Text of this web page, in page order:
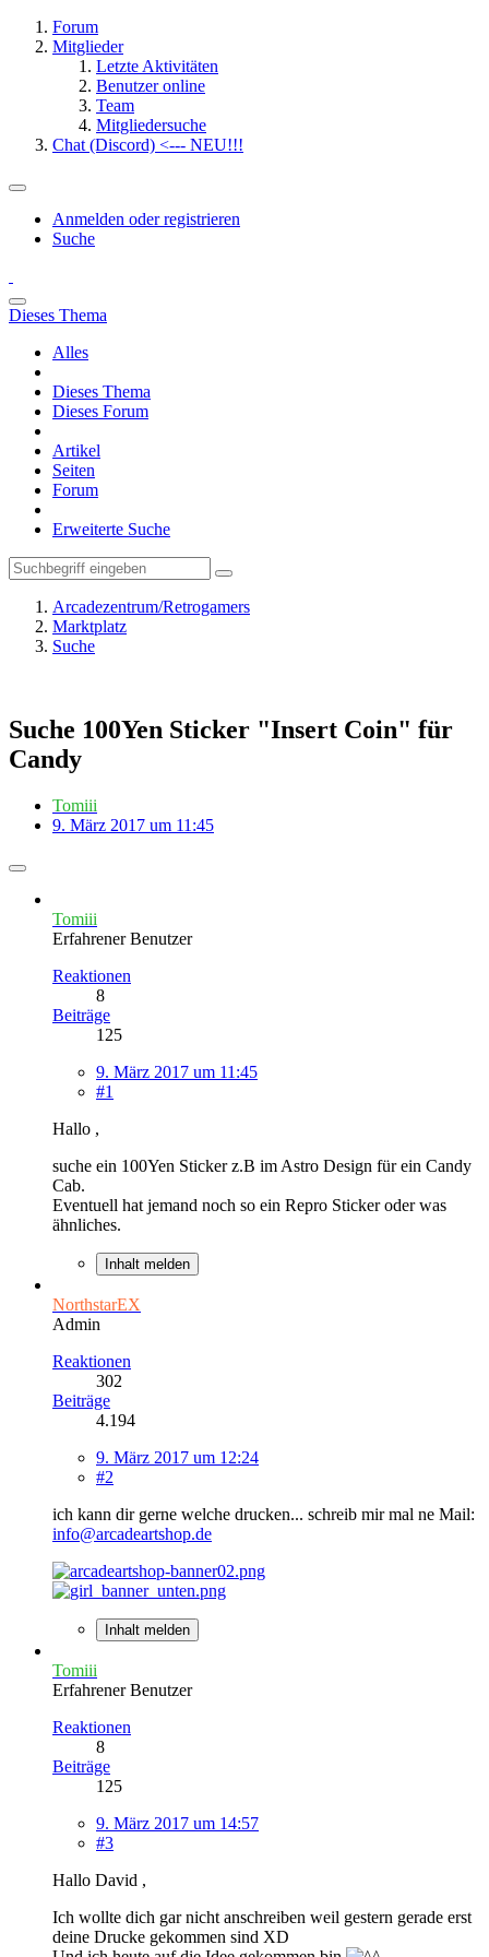
Forum
Mitglieder
Letzte Aktivitäten
Benutzer online
Team
Mitgliedersuche
Chat (Discord) <--- NEU!!!
Anmelden oder registrieren
Suche
Dieses Thema
Alles
Dieses Thema
Dieses Forum
Artikel
Seiten
Forum
Erweiterte Suche
Arcadezentrum/Retrogamers
Marktplatz
Suche
Suche 100Yen Sticker "Insert Coin" für
Candy
Tomiii
9. März 2017 um 11:45
Tomiii
Erfahrener Benutzer
Reaktionen
8
Beiträge
125
9. März 2017 um 11:45
#1
Hallo ,
suche ein 100Yen Sticker z.B im Astro Design für ein Candy
Cab.
Eventuell hat jemand noch so ein Repro Sticker oder was
ähnliches.
Inhalt melden
NorthstarEX
Admin
Reaktionen
302
Beiträge
4.194
9. März 2017 um 12:24
#2
ich kann dir gerne welche drucken... schreib mir mal ne Mail:
info@arcadeartshop.de
Inhalt melden
Tomiii
Erfahrener Benutzer
Reaktionen
8
Beiträge
125
9. März 2017 um 14:57
#3
Hallo David ,
Ich wollte dich gar nicht anschreiben weil gestern gerade erst
deine Drucke gekommen sind XD